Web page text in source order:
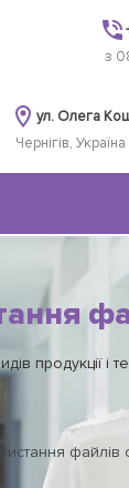
з
ул. Олега
Чернігів, Україна
товарів
Акції
продукції і